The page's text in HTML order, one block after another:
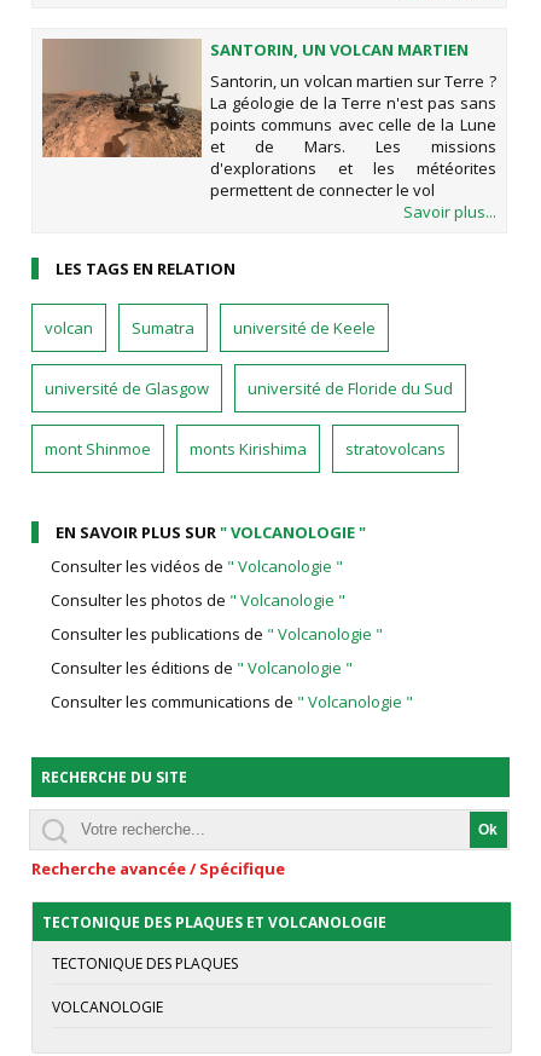
SANTORIN, UN VOLCAN MARTIEN
SUR TERRE ?
Santorin, un volcan martien sur Terre ?
La géologie de la Terre n'est pas sans
points communs avec celle de la Lune
et de Mars. Les missions
d'explorations et les météorites
permettent de connecter le vol
Savoir plus...
LES TAGS EN RELATION
volcan Sumatra université de Keele
université de Glasgow université de Floride du Sud
mont Shinmoe monts Kirishima stratovolcans
EN SAVOIR PLUS SUR" VOLCANOLOGIE "
Consulter les vidéos de " Volcanologie "
Consulter les photos de " Volcanologie "
Consulter les publications de " Volcanologie "
Consulter les éditions de " Volcanologie "
Consulter les communications de " Volcanologie "
RECHERCHE DU SITE
Recherche avancée / Spécifique
TECTONIQUE DES PLAQUES ET VOLCANOLOGIE
TECTONIQUE DES PLAQUES
VOLCANOLOGIE